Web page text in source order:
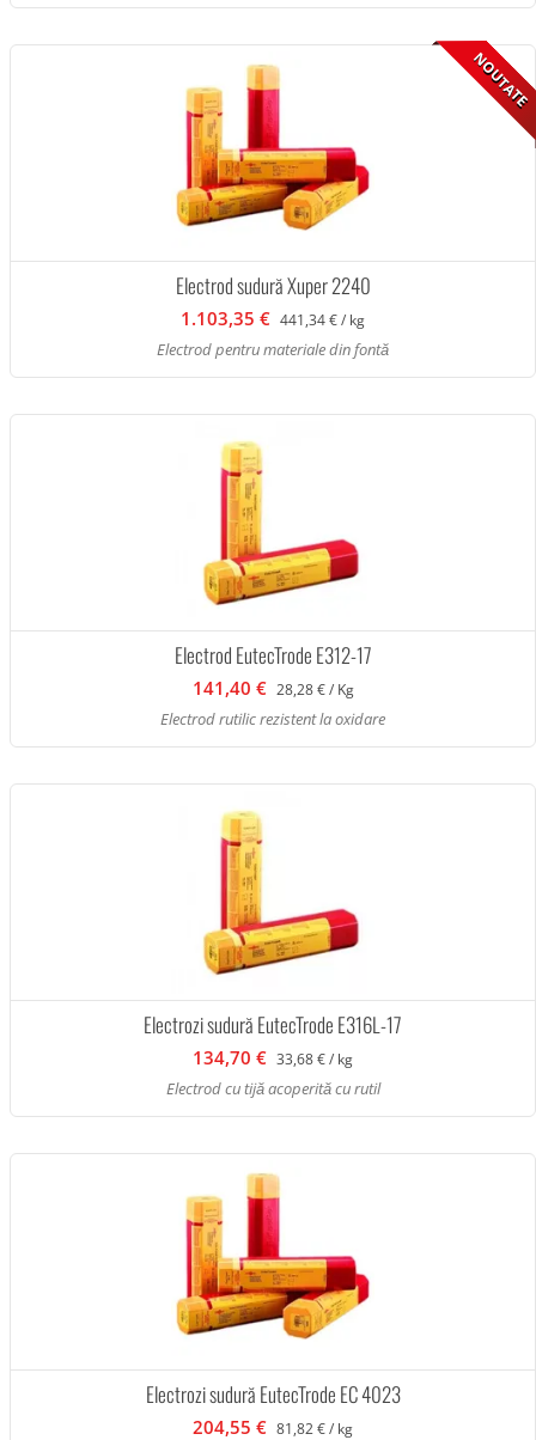
NOUTATE
Electrod sudură Xuper 2240
1.103,35 € 441,34 € / kg
Electrod pentru materiale din fontă
Electrod EutecTrode E312-17
141,40 € 28,28 € / Kg
Electrod rutilic rezistent la oxidare
Electrozi sudură EutecTrode E316L-17
134,70 € 33,68 € / kg
Electrod cu tijă acoperită cu rutil
Electrozi sudură EutecTrode EC 4023
204,55 € 81,82 € / kg